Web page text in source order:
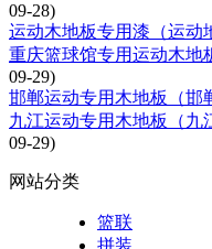
09-28)
运动木地板专用漆（运动
重庆篮球馆专用运动木地
09-29)
邯郸运动专用木地板（邯
九江运动专用木地板（九
09-29)
网站分类
篮联